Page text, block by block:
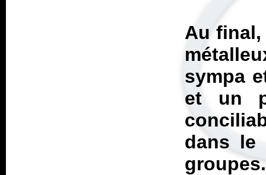
Au final,
sympa
et un
dans le
groupes.